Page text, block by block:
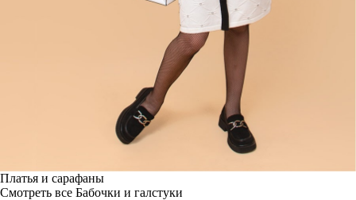
Платья и сарафаны
Смотреть все Бабочки и галстуки